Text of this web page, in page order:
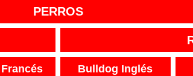
PERROS
Bulldog Inglés